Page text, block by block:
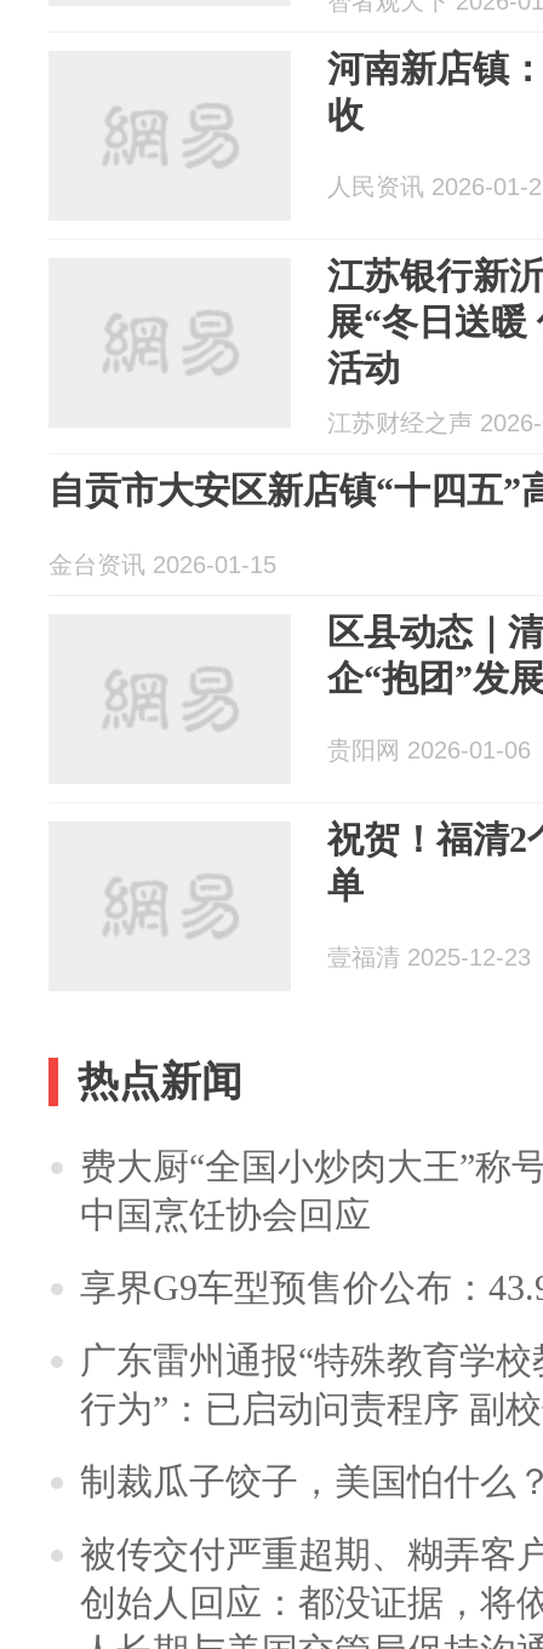
河南新店镇
收
人民资讯 2026-01-
江苏银行新
展“冬日送暖
活动
江苏财经之声
自贡市大安区新店镇“十四五”
金台资讯 2026-01-15
区县动态｜
企“抱团”发
贵阳网 2026-01-06
祝贺！福清2
单
壹福清 2025-12-23
热点新闻
费大厨“全国小炒肉大王”称
中国烹饪协会回应
享界G9车型预售价公布：
广东雷州通报“特殊教育学
行为”：已启动问责程序 副
制裁瓜子饺子，美国怕什么
被传交付严重超期、糊弄客
创始人回应：都没证据，将